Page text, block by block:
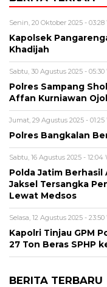
Senin, 20 Oktober 2025 - 03:28
Kapolsek
Khadijah
Sabtu, 30 Agustus 2025 -
Polres Sampang
Affan Kurniawan Ojol
Jumat, 29 Agustus 2025 -
Polres Bangkalan
Sabtu, 16 Agustus 2025 - 12:04
Polda Jatim Berhasil
Jaksel Tersangka
Lewat Medsos
Selasa, 12 Agustus 2025 -
Kapolri Tinjau GPM
27 Ton Beras SPHP
BERITA TERBARU